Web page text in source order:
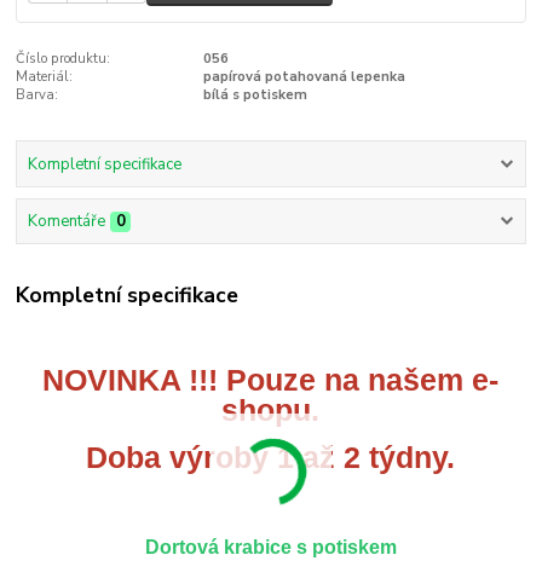
Číslo produktu:
056
Materiál:
papírová potahovaná lepenka
Barva:
bílá s potiskem
Kompletní specifikace
Komentáře 0
Kompletní specifikace
NOVINKA !!! Pouze na našem e-
shopu.
Doba výroby 1 až 2 týdny.
Dortová krabice s potiskem